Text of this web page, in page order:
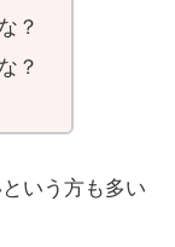
？
？
いう方も多い